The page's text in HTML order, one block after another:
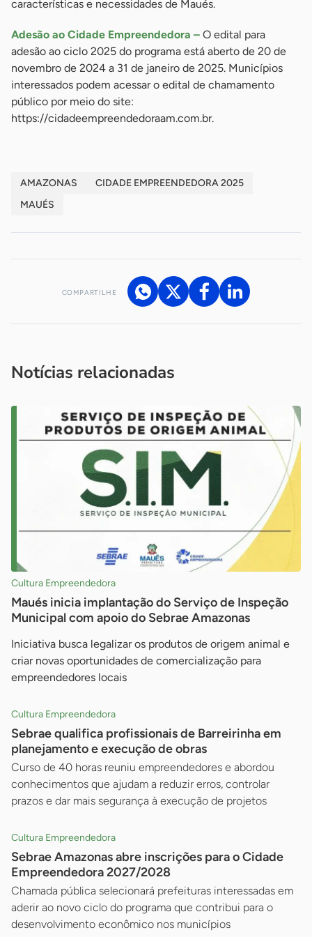
características e necessidades de Maués.
Adesão ao Cidade Empreendedora – O edital para
adesão ao ciclo 2025 do programa está aberto de 20 de
novembro de 2024 a 31 de janeiro de 2025. Municípios
interessados podem acessar o edital de chamamento
público por meio do site:
https://cidadeempreendedoraam.com.br.
AMAZONAS
CIDADE EMPREENDEDORA 2025
MAUÉS
COMPARTILHE
Notícias relacionadas
Cultura Empreendedora
Maués inicia implantação do Serviço de Inspeção
Municipal com apoio do Sebrae Amazonas
Iniciativa busca legalizar os produtos de origem animal e
criar novas oportunidades de comercialização para
empreendedores locais
Cultura Empreendedora
Sebrae qualifica profissionais de Barreirinha em
planejamento e execução de obras
Curso de 40 horas reuniu empreendedores e abordou
conhecimentos que ajudam a reduzir erros, controlar
prazos e dar mais segurança à execução de projetos
Cultura Empreendedora
Sebrae Amazonas abre inscrições para o Cidade
Empreendedora 2027/2028
Chamada pública selecionará prefeituras interessadas em
aderir ao novo ciclo do programa que contribui para o
desenvolvimento econômico nos municípios